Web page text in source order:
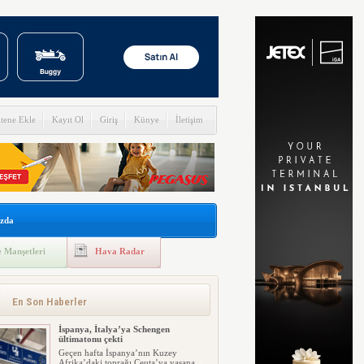
Ekle Kayıt Ol Giriş Künye İletişim
Manşetleri Hava Radar
En Son Haberler
İspanya, İtalya’ya Schengen
ültimatonu çekti
Geçen hafta İspanya’nın Kuzey